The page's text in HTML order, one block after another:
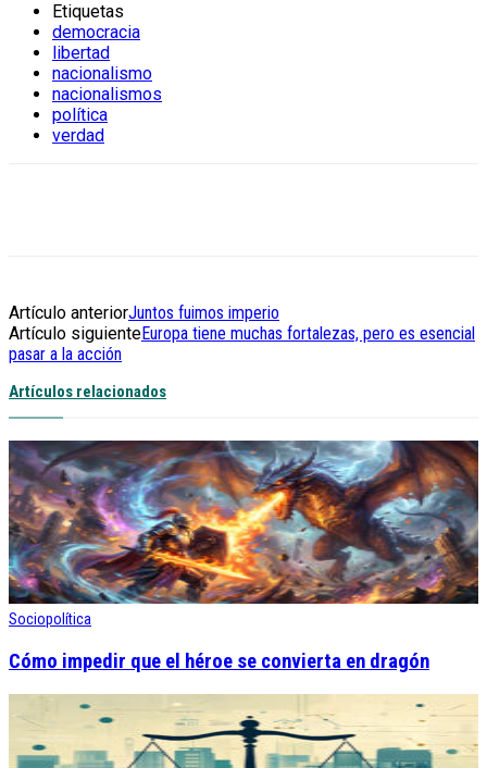
Etiquetas
democracia
libertad
nacionalismo
nacionalismos
política
verdad
Artículo anteriorJuntos fuimos imperio
Artículo siguienteEuropa tiene muchas fortalezas, pero es esencial
pasar a la acción
Artículos relacionados
Sociopolítica
Cómo impedir que el héroe se convierta en dragón